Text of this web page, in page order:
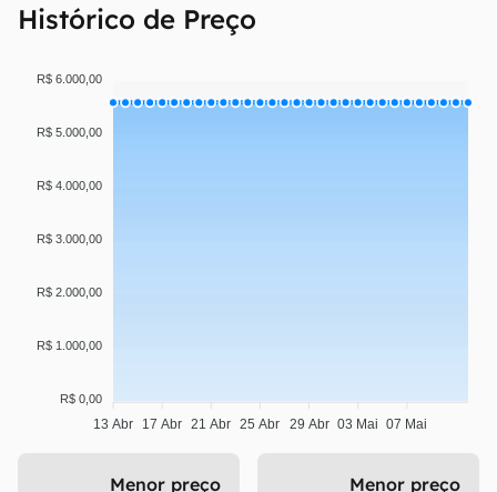
Histórico de Preço
R$ 6.000,00
R$ 5.000,00
R$ 4.000,00
R$ 3.000,00
R$ 2.000,00
R$ 1.000,00
R$ 0,00
13 Abr 17 Abr 21 Abr 25 Abr 29 Abr 03 Mai 07 Mai
Menor preço Menor preço